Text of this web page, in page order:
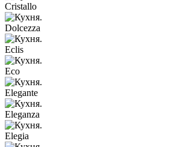
Cristallo
Dolcezza
Eclis
Eco
Elegante
Eleganza
Elegia